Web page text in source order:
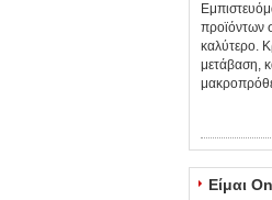
προϊόντων
καλύτερο.
μετάβαση,
Είμαι